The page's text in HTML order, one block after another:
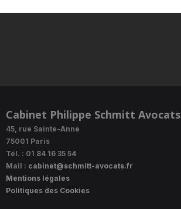
Cabinet Philippe Schmitt Avocats
45, rue Sainte-Anne
75001 Paris
Tél. : 01 84 16 35 54
Mail : cabinet@schmitt-avocats.fr
Mentions légales
Politiques des Cookies